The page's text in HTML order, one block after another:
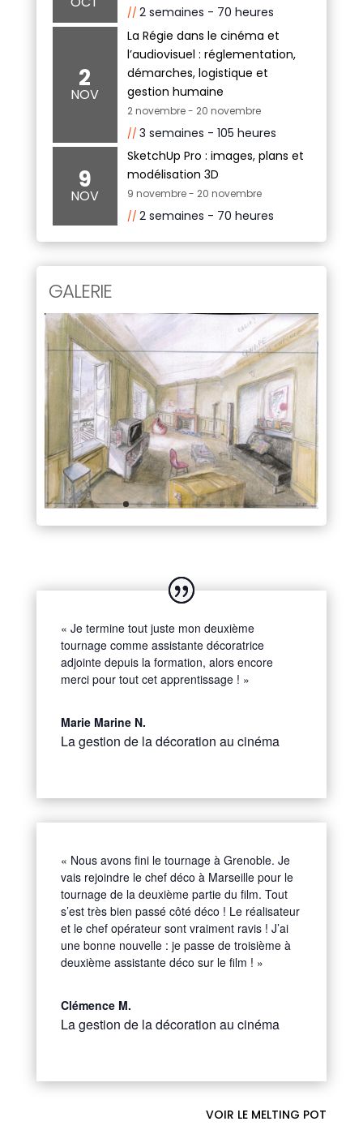
2 semaines - 70 heures
2
NOV
La Régie dans le cinéma et
l’audiovisuel : réglementation,
démarches, logistique et
gestion humaine
2 novembre- 20 novembre
3 semaines - 105 heures
9
NOV
SketchUp Pro : images, plans et
modélisation 3D
9 novembre- 20 novembre
2 semaines - 70 heures
« Je termine tout juste mon deuxième
tournage comme assistante décoratrice
adjointe depuis la formation, alors encore
merci pour tout cet apprentissage ! »
Marie Marine N.
La gestion de la décoration au cinéma
« Nous avons fini le tournage à Grenoble. Je
vais rejoindre le chef déco à Marseille pour le
tournage de la deuxième partie du film. Tout
s’est très bien passé côté déco ! Le réalisateur
et le chef opérateur sont vraiment ravis ! J’ai
une bonne nouvelle : je passe de troisième à
deuxième assistante déco sur le film ! »
Clémence M.
La gestion de la décoration au cinéma
VOIR LE MELTING POT